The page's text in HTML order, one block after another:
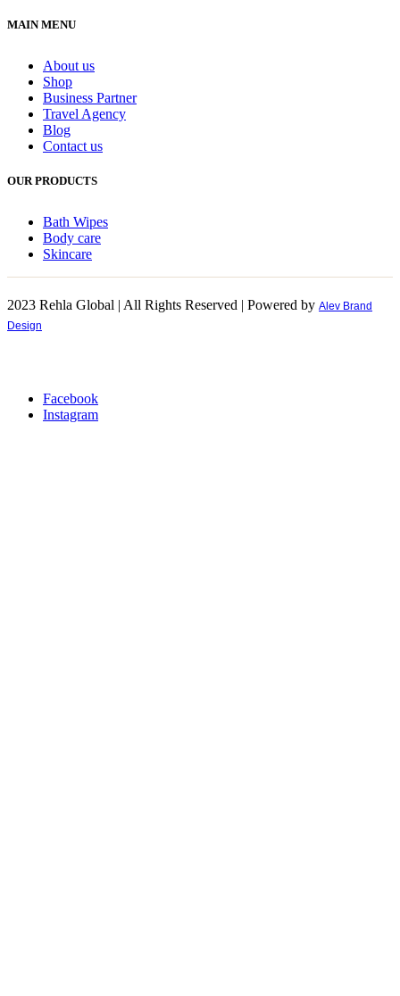
MAIN MENU
About us
Shop
Business Partner
Travel Agency
Blog
Contact us
OUR PRODUCTS
Bath Wipes
Body care
Skincare
2023 Rehla Global | All Rights Reserved | Powered by Alev Brand
Design
Facebook
Instagram